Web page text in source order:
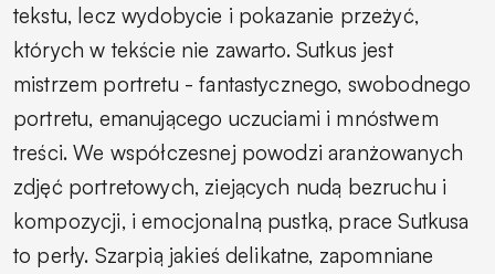
tekstu, lecz wydobycie i pokazanie przeżyć,
których w tekście nie zawarto. Sutkus jest
mistrzem portretu - fantastycznego, swobodnego
portretu, emanującego uczuciami i mnóstwem
treści. We współczesnej powodzi aranżowanych
zdjęć portretowych, ziejących nudą bezruchu i
kompozycji, i emocjonalną pustką, prace Sutkusa
to perły. Szarpią jakieś delikatne, zapomniane